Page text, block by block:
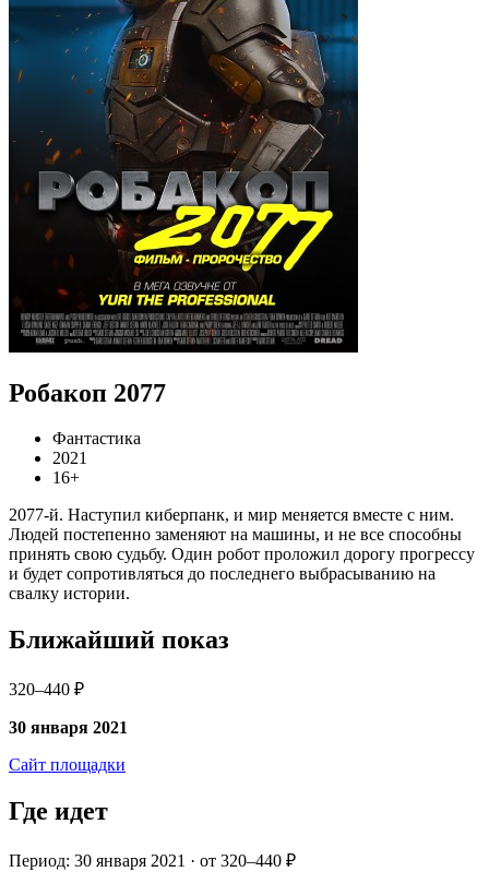
Робакоп 2077
Фантастика
2021
16+
2077-й. Наступил киберпанк, и мир меняется вместе с ним.
Людей постепенно заменяют на машины, и не все способны
принять свою судьбу. Один робот проложил дорогу прогрессу
и будет сопротивляться до последнего выбрасыванию на
свалку истории.
Ближайший показ
320–440 ₽
30 января 2021
Сайт площадки
Где идет
Период: 30 января 2021 · от 320–440 ₽